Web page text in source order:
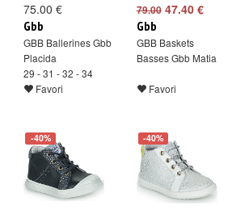
75.00 €
Gbb
GBB Ballerines Gbb
Placida
29 - 31 - 32 - 34
Favori
79.0047.40 €
Gbb
GBB Baskets
Basses Gbb Matia
Favori
-40% -40%